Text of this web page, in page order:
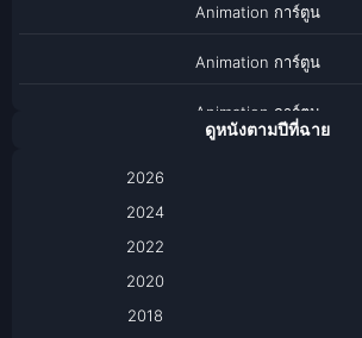
Animation การ์ตูน
Animation การ์ตูน
Animation การ์ตูน
Based on a True Story เรื่องจริง
ดูหนังตามปีที่ฉาย
2026
2024
2022
2020
2018